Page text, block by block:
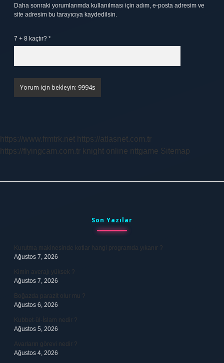
Daha sonraki yorumlarımda kullanılması için adım, e-posta adresim ve
site adresim bu tarayıcıya kaydedilsin.
7 + 8 kaçtır? *
https://www.frmtrk.net https://atlasnet.com.tr
https://flyingcam.com.tr knight online nttgame Sitemap
Son Yazılar
Kurutma makinesinde kotlar hangi programda yıkanır ?
Ağustos 7, 2026
Kimin averajı yüksek ?
Ağustos 7, 2026
Boğazda parazit olur mu ?
Ağustos 6, 2026
Kubbet-ül-İslam nedir ?
Ağustos 5, 2026
Avarların görevi nedir ?
Ağustos 4, 2026